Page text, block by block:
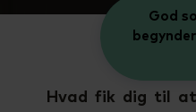
Hvad fik dig til
God